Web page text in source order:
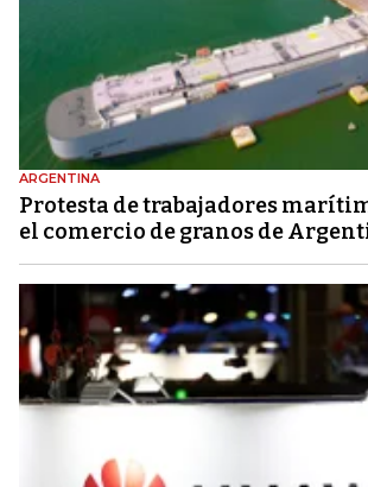
ARGENTINA
Protesta de trabajadores
el comercio de granos de